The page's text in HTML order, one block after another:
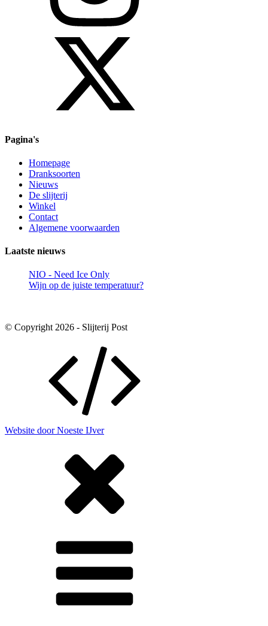
Pagina's
Homepage
Dranksoorten
Nieuws
De slijterij
Winkel
Contact
Algemene voorwaarden
Laatste nieuws
NIO - Need Ice Only
Wijn op de juiste temperatuur?
© Copyright 2026 - Slijterij Post
Website door Noeste IJver